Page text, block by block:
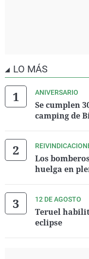
LO MÁS
ANIVERSARIO
Se cumplen
camping de
Los
huelga en
12 DE AGOSTO
Teruel
eclipse